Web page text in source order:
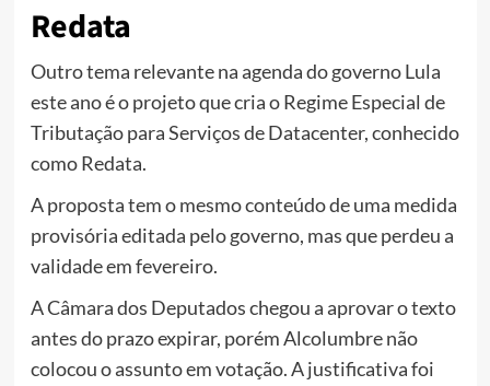
Redata
Outro tema relevante na agenda do governo Lula
este ano é o projeto que cria o Regime Especial de
Tributação para Serviços de Datacenter, conhecido
como Redata.
A proposta tem o mesmo conteúdo de uma medida
provisória editada pelo governo, mas que perdeu a
validade em fevereiro.
A Câmara dos Deputados chegou a aprovar o texto
antes do prazo expirar, porém Alcolumbre não
colocou o assunto em votação. A justificativa foi